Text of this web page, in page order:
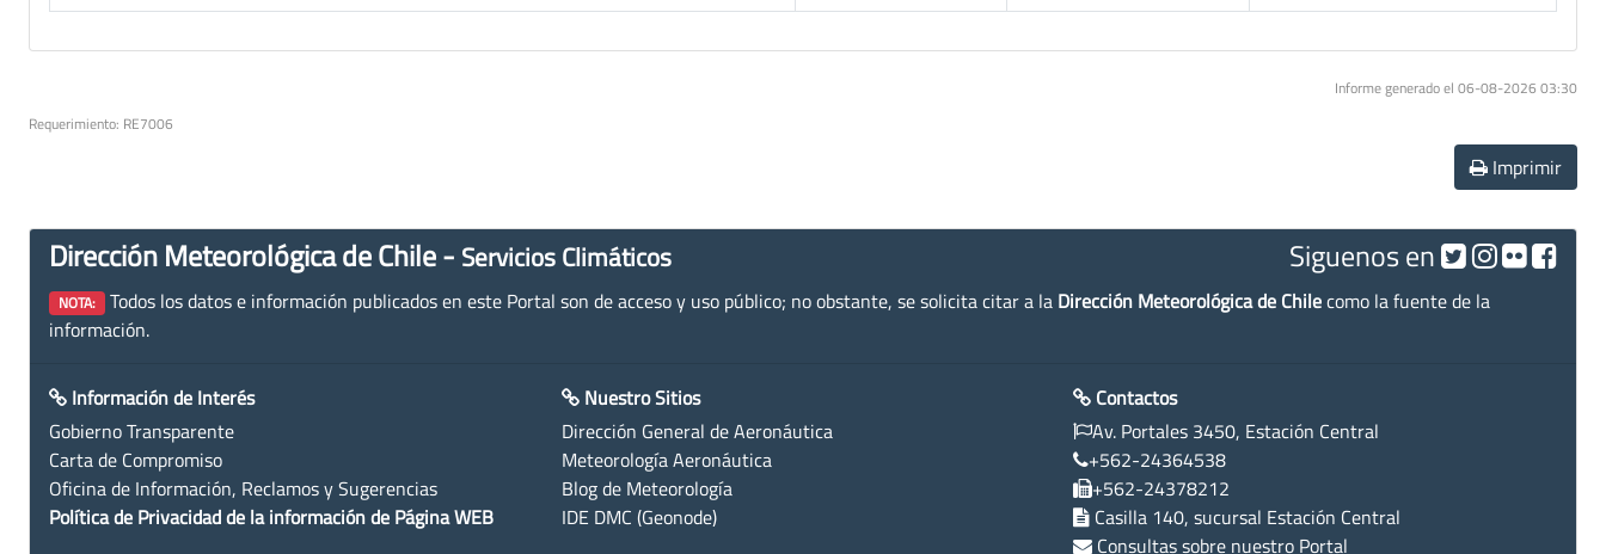
Informe generado el 06-08-2026 03:30
Requerimiento: RE7006
Imprimir
Dirección Meteorológica de Chile - Servicios Climáticos Siguenos en
NOTA: Todos los datos e información publicados en este Portal son de acceso y uso público; no obstante, se solicita citar a la Dirección Meteorológica de Chilecomo la fuente de la
información.
Información de Interés
Gobierno Transparente
Carta de Compromiso
Oficina de Información, Reclamos y Sugerencias
Política de Privacidad de la información de Página WEB
Nuestro Sitios
Dirección General de Aeronáutica
Meteorología Aeronáutica
Blog de Meteorología
IDE DMC (Geonode)
Contactos
Av. Portales 3450, Estación Central
+562-24364538
+562-24378212
Casilla 140, sucursal Estación Central
Consultas sobre nuestro Portal